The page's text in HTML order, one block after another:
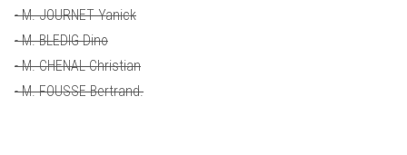
- M. JOURNET Yanick
- M. BLEDIG Dino
- M. CHENAL Christian
- M. FOUSSE Bertrand.